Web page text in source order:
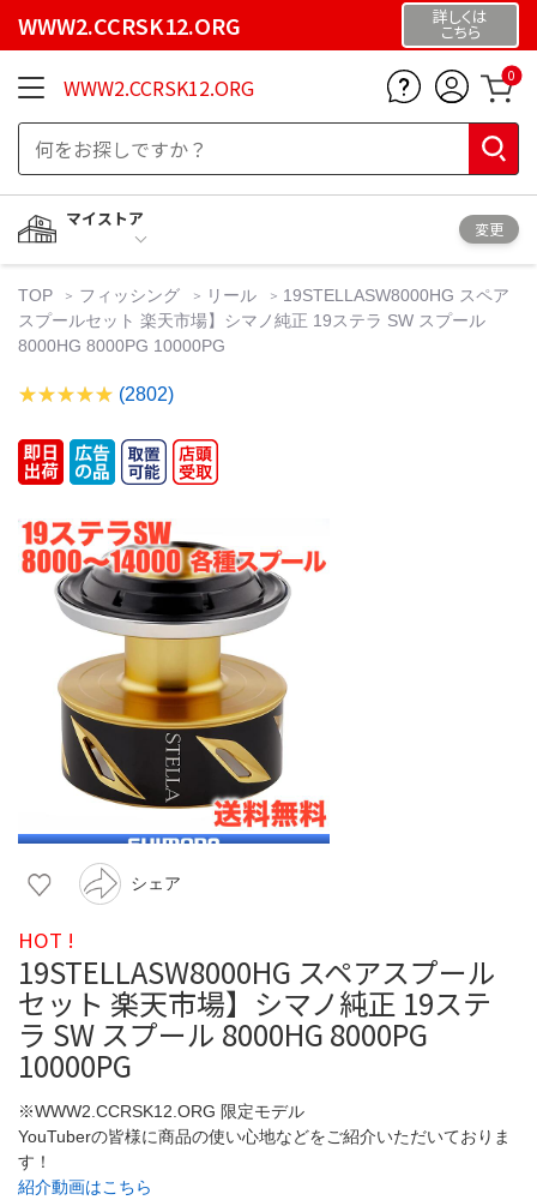
WWW2.CCRSK12.ORG 詳しくは
こちら
WWW2.CCRSK12.ORG 0
マイストア
変更
TOP フィッシング リール
19STELLASW8000HG スペア
スプールセット 楽天市場】シマノ純正 19ステラ SW スプール
8000HG 8000PG 10000PG
(2802)
シェア
HOT !
19STELLASW8000HG スペアスプール
セット 楽天市場】シマノ純正 19ステ
ラ SW スプール 8000HG 8000PG
10000PG
※WWW2.CCRSK12.ORG 限定モデル
YouTuberの皆様に商品の使い心地などをご紹介いただいておりま
す！
紹介動画はこちら